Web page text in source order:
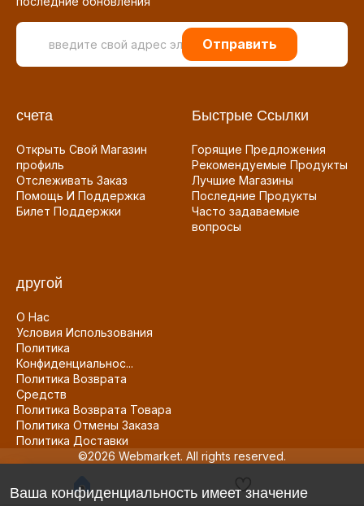
Отправить
счета
Открыть Свой Магазин
профиль
Отслеживать Заказ
Помощь И Поддержка
Билет Поддержки
Быстрые Ссылки
Горящие Предложения
Рекомендуемые Продукты
Лучшие Магазины
Последние Продукты
Часто задаваемые
вопросы
другой
О Нас
Условия Использования
Политика
Конфиденциальнос...
Политика Возврата
Средств
Политика Возврата Товара
Политика Отмены Заказа
Политика Доставки
©2026 Webmarket. All rights reserved.
Ваша конфиденциальность имеет значение